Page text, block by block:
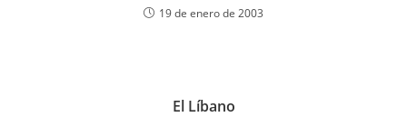
19 de enero de 2003
El Líbano